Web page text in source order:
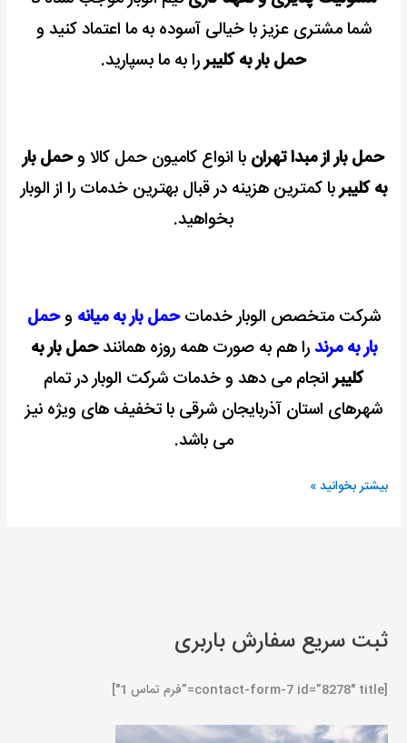
شما مشتری عزیز با خیالی آسوده به ما اعتماد کنید و
حمل بار به کلیبررا به ما بسپارید.
حمل بار از مبدا تهران با انواع کامیون حمل کالا وحمل بار
به کلیبربا کمترین هزینه در قبال بهترین خدمات را از الوبار
بخواهید.
شرکت متخصص الوبار خدماتحمل بار به میانه وحمل
بار به مرندرا هم به صورت همه روزه همانندحمل بار به
کلیبرانجام می دهد و خدمات شرکت الوبار در تمام
شهرهای استان آذربایجان شرقی با تخفیف های ویژه نیز
می باشد.
بیشتر بخوانید »
ثبت سریع سفارش باربری
[contact-form-7 id=”8278″ title=”فرم تماس 1″]